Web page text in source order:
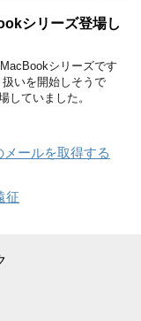
シリーズ登場し
シリーズです
いを開始しそうで
していました。
ールを取得する
征